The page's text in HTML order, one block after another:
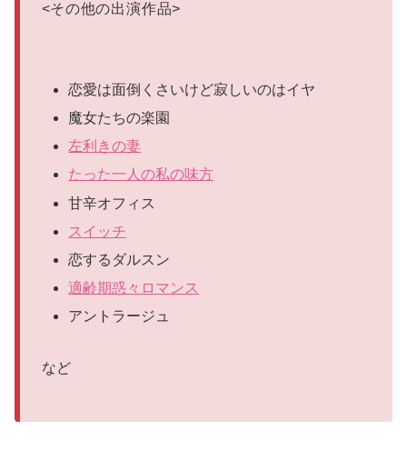
<その他の出演作品>
恋愛は面倒くさいけど寂しいのはイヤ
魔女たちの楽園
左利きの妻
たった一人の私の味方
甘辛オフィス
スイッチ
恋するダルスン
適齢期惑々ロマンス
アントラージュ
など